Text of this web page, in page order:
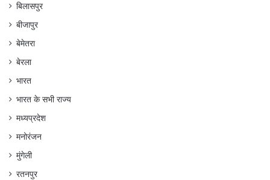
बिलासपुर
बीजापुर
बेमेतरा
बेरला
भारत
भारत के सभी राज्य
मध्यप्रदेश
मनोरंजन
मुंगेली
रतनपुर